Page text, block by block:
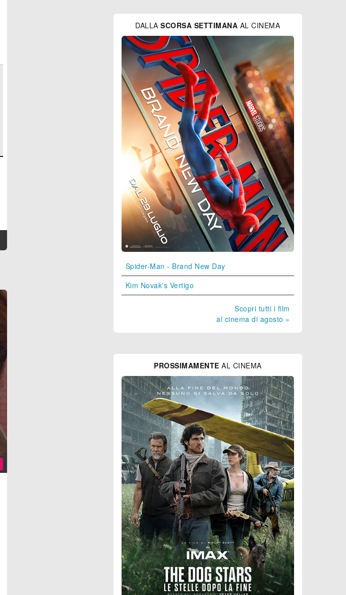
DALLASCORSA SETTIMANA AL CINEMA
Spider-Man - Brand New Day
Kim Novak's Vertigo
Scopri tutti i film
al cinema di agosto »
PROSSIMAMENTE AL CINEMA